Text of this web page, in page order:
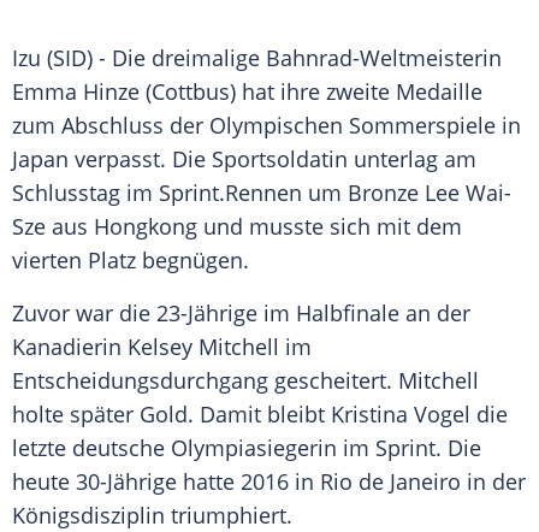
Izu (SID) - Die dreimalige Bahnrad-Weltmeisterin
Emma Hinze (Cottbus) hat ihre zweite Medaille
zum Abschluss der Olympischen Sommerspiele in
Japan verpasst. Die Sportsoldatin unterlag am
Schlusstag im Sprint.Rennen um Bronze Lee Wai-
Sze aus Hongkong und musste sich mit dem
vierten Platz begnügen.
Zuvor war die 23-Jährige im Halbfinale an der
Kanadierin Kelsey Mitchell im
Entscheidungsdurchgang gescheitert. Mitchell
holte später Gold. Damit bleibt Kristina Vogel die
letzte deutsche Olympiasiegerin im Sprint. Die
heute 30-Jährige hatte 2016 in Rio de Janeiro in der
Königsdisziplin triumphiert.